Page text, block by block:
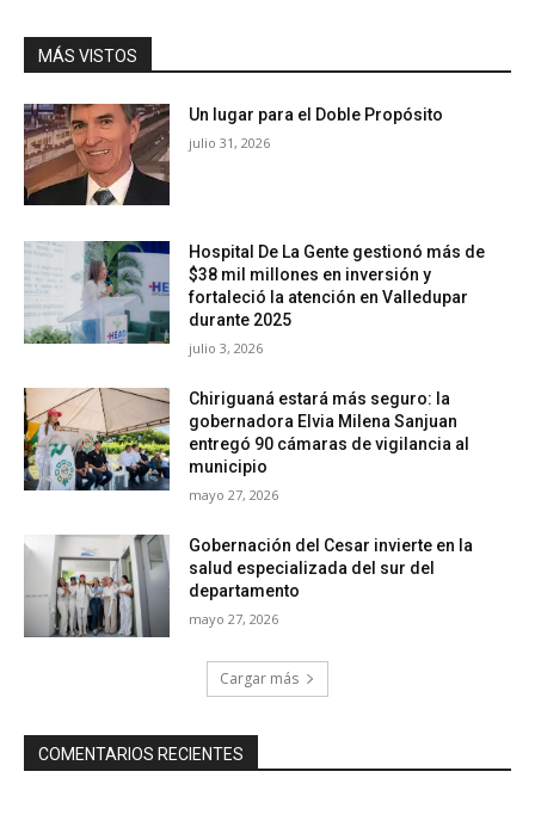
MÁS VISTOS
Un lugar para el Doble Propósito
julio 31, 2026
Hospital De La Gente gestionó más de
$38 mil millones en inversión y
fortaleció la atención en Valledupar
durante 2025
julio 3, 2026
Chiriguaná estará más seguro: la
gobernadora Elvia Milena Sanjuan
entregó 90 cámaras de vigilancia al
municipio
mayo 27, 2026
Gobernación del Cesar invierte en la
salud especializada del sur del
departamento
mayo 27, 2026
Cargar más
COMENTARIOS RECIENTES